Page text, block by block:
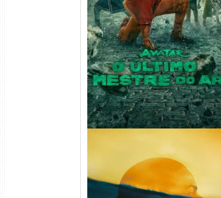
Avatar: O Último Mestre
Ar 2ª Temporada Torrent
(2026) WEB-DL 1080p Dual
Áudio